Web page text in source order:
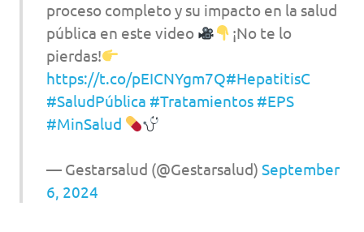
proceso completo y su impacto en la salud
pública en este video
¡No te lo
pierdas!
https://t.co/pEICNYgm7Q#HepatitisC
#SaludPública #Tratamientos #EPS
#MinSalud
— Gestarsalud (@Gestarsalud) September
6, 2024